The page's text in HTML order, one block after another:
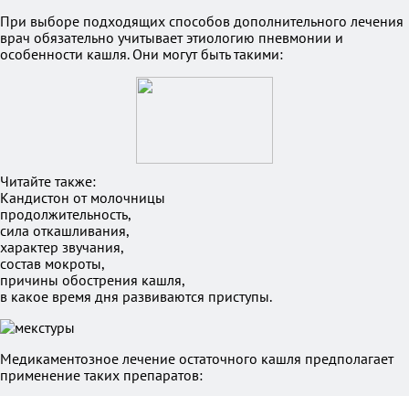
При выборе подходящих способов дополнительного лечения
врач обязательно учитывает этиологию пневмонии и
особенности кашля. Они могут быть такими:
Читайте также:
Кандистон от молочницы
продолжительность,
сила откашливания,
характер звучания,
состав мокроты,
причины обострения кашля,
в какое время дня развиваются приступы.
Медикаментозное лечение остаточного кашля предполагает
применение таких препаратов: